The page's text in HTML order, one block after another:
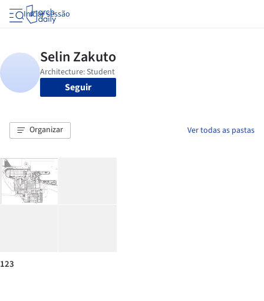
Iniciar sessão
Seguir
Organizar Ver todas as pastas
123